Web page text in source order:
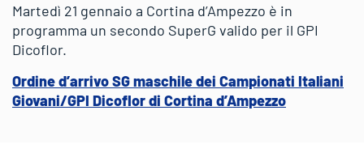
Martedì 21 gennaio a Cortina d’Ampezzo è in
programma un secondo SuperG valido per il GPI
Dicoflor.
Ordine d’arrivo SG maschile dei Campionati Italiani
Giovani/GPI Dicoflor di Cortina d’Ampezzo